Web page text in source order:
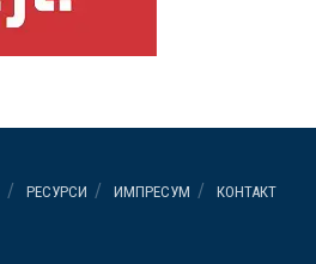
РЕСУРСИ ИМПРЕСУМ КОНТАКТ